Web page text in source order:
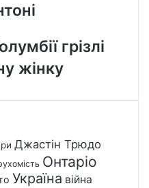
грізлі
жінку
Джастін Трюдо
Онтаріо
Україна війна